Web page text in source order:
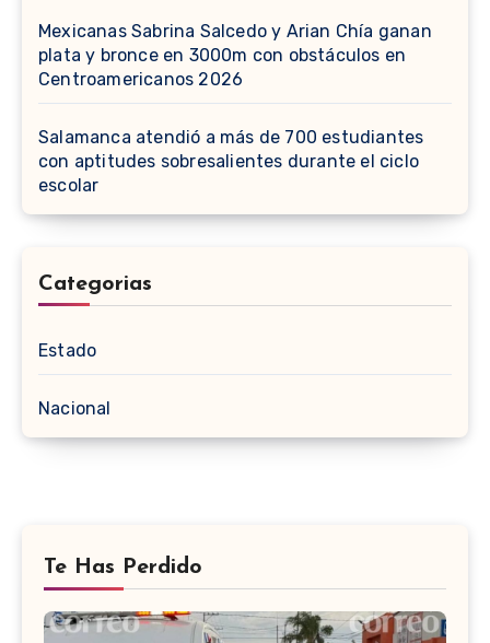
Mexicanas Sabrina Salcedo y Arian Chía ganan
plata y bronce en 3000m con obstáculos en
Centroamericanos 2026
Salamanca atendió a más de 700 estudiantes
con aptitudes sobresalientes durante el ciclo
escolar
Categorias
Estado
Nacional
Te Has Perdido